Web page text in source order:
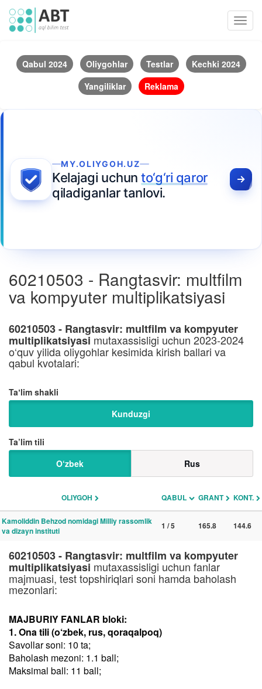
Qabul 2024 Oliygohlar Testlar
Kechki 2024
Yangiliklar
Reklama
MY.OLIYGOH.UZ
Kelajagi uchunto‘g‘ri qaror
qiladiganlar tanlovi.
60210503 - Rangtasvir: multfilm
va kompyuter multiplikatsiyasi
60210503 - Rangtasvir: multfilm va kompyuter
multiplikatsiyasi mutaxassisligi uchun 2023-2024
o‘quv yilida oliygohlar kesimida kirish ballari va
qabul kvotalari:
Taʼlim shakli
Kunduzgi
Ta’lim tili
O‘zbek
Rus
OLIYGOH QABUL GRANT KONT.
Kamoliddin Behzod nomidagi Milliy rassomlik
va dizayn instituti
1 / 5 165.8 144.6
60210503 - Rangtasvir: multfilm va kompyuter
multiplikatsiyasi mutaxassisligi uchun fanlar
majmuasi, test topshiriqlari soni hamda baholash
mezonlari:
MAJBURIY FANLAR bloki:
1. Ona tili (o‘zbek, rus, qoraqalpoq)
Savollar soni: 10 ta;
Baholash mezoni: 1.1 ball;
Maksimal ball: 11 ball;